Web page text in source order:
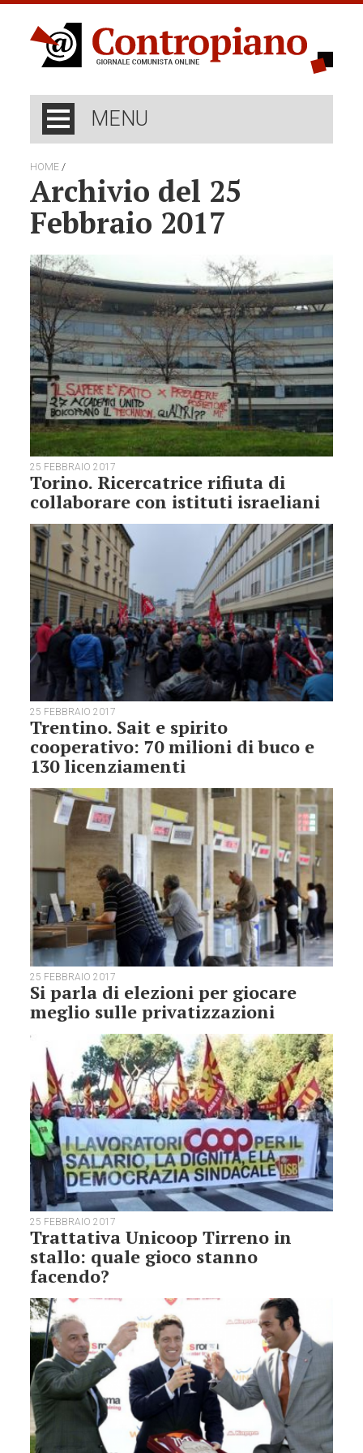
MENU
HOME /
Archivio del 25
Febbraio 2017
25 FEBBRAIO 2017
Torino. Ricercatrice rifiuta di
collaborare con istituti israeliani
25 FEBBRAIO 2017
Trentino. Sait e spirito
cooperativo: 70 milioni di buco e
130 licenziamenti
25 FEBBRAIO 2017
Si parla di elezioni per giocare
meglio sulle privatizzazioni
25 FEBBRAIO 2017
Trattativa Unicoop Tirreno in
stallo: quale gioco stanno
facendo?